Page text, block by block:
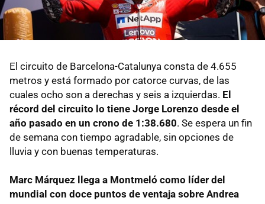
El circuito de Barcelona-Catalunya consta de 4.655
metros y está formado por catorce curvas, de las
cuales ocho son a derechas y seis a izquierdas. El
récord del circuito lo tiene Jorge Lorenzo desde el
año pasado en un crono de 1:38.680. Se espera un fin
de semana con tiempo agradable, sin opciones de
lluvia y con buenas temperaturas.
Marc Márquez llega a Montmeló como líder del
mundial con doce puntos de ventaja sobre Andrea